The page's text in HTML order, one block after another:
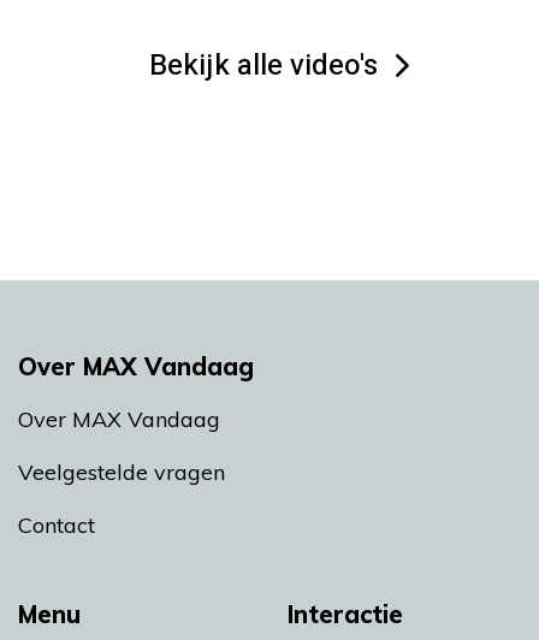
Bekijk alle video's
Menu Interactie
Over MAX Vandaag
Over MAX Vandaag
Veelgestelde vragen
Contact